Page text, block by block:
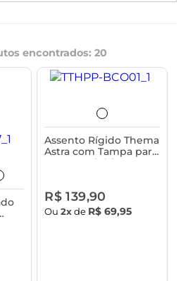
encontrados: 20
Assento Rígido Thema
Astra com Tampa para
Vasos Sanitários
R$ 139,90
Ou2xde R$ 69,95